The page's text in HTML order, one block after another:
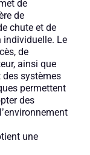
de
de
chute et de
individuelle. Le
de
ainsi que
des systèmes
permettent
des
une